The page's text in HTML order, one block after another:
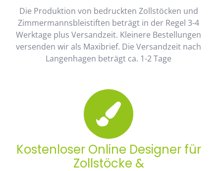
Die Produktion von bedruckten Zollstöcken und
Zimmermannsbleistiften beträgt in der Regel 3-4
Werktage plus Versandzeit. Kleinere Bestellungen
versenden wir als Maxibrief. Die Versandzeit nach
Langenhagen beträgt ca. 1-2 Tage
Kostenloser Online Designer für
Zollstöcke &